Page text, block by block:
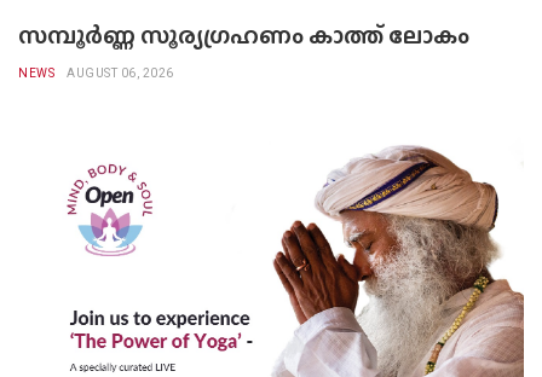
സമ്പൂർണ്ണ സൂര്യഗ്രഹണം കാത്ത് ലോകം
NEWS AUGUST 06, 2026